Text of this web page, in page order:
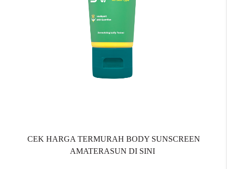
CEK HARGA TERMURAH BODY SUNSCREEN
AMATERASUN DI SINI